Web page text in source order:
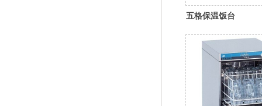
五格保温饭台